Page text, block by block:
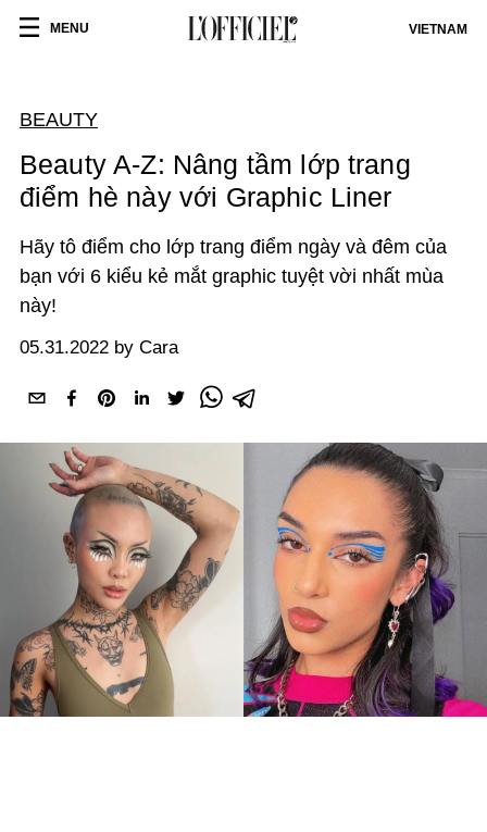
MENU VIETNAM
BEAUTY
Beauty A-Z: Nâng tầm lớp trang
điểm hè này với Graphic Liner
Hãy tô điểm cho lớp trang điểm ngày và đêm của
bạn với 6 kiểu kẻ mắt graphic tuyệt vời nhất mùa
này!
05.31.2022 by Cara